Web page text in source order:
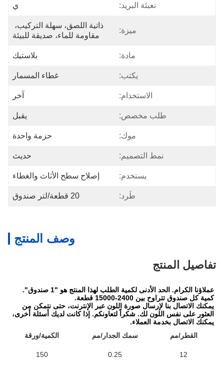
تعبئة البريد: ي
ميزة:
مقاومة للماء، صديقة للبيئة
مادة: بلاستيك
يكتب: غطاء المسمار
الاستخدام: آخر
طلب مخصص: يقبل
موك: حزمة واحدة
نمط التصميم: حديث
يستخدم: إصلاح سطح الأثاث والغطاء
طَرد: 20 قطعة/لتر صندوق
وصف المنتج
تفاصيل المنتج
كمية كل صندوق تتراوح بين 2400-15000 قطعة.
يمكنك الاتصال بخدمة العملاء.
القطر/مم
سمك الجدار/مم الكمية/ورقة
12
0.25
150